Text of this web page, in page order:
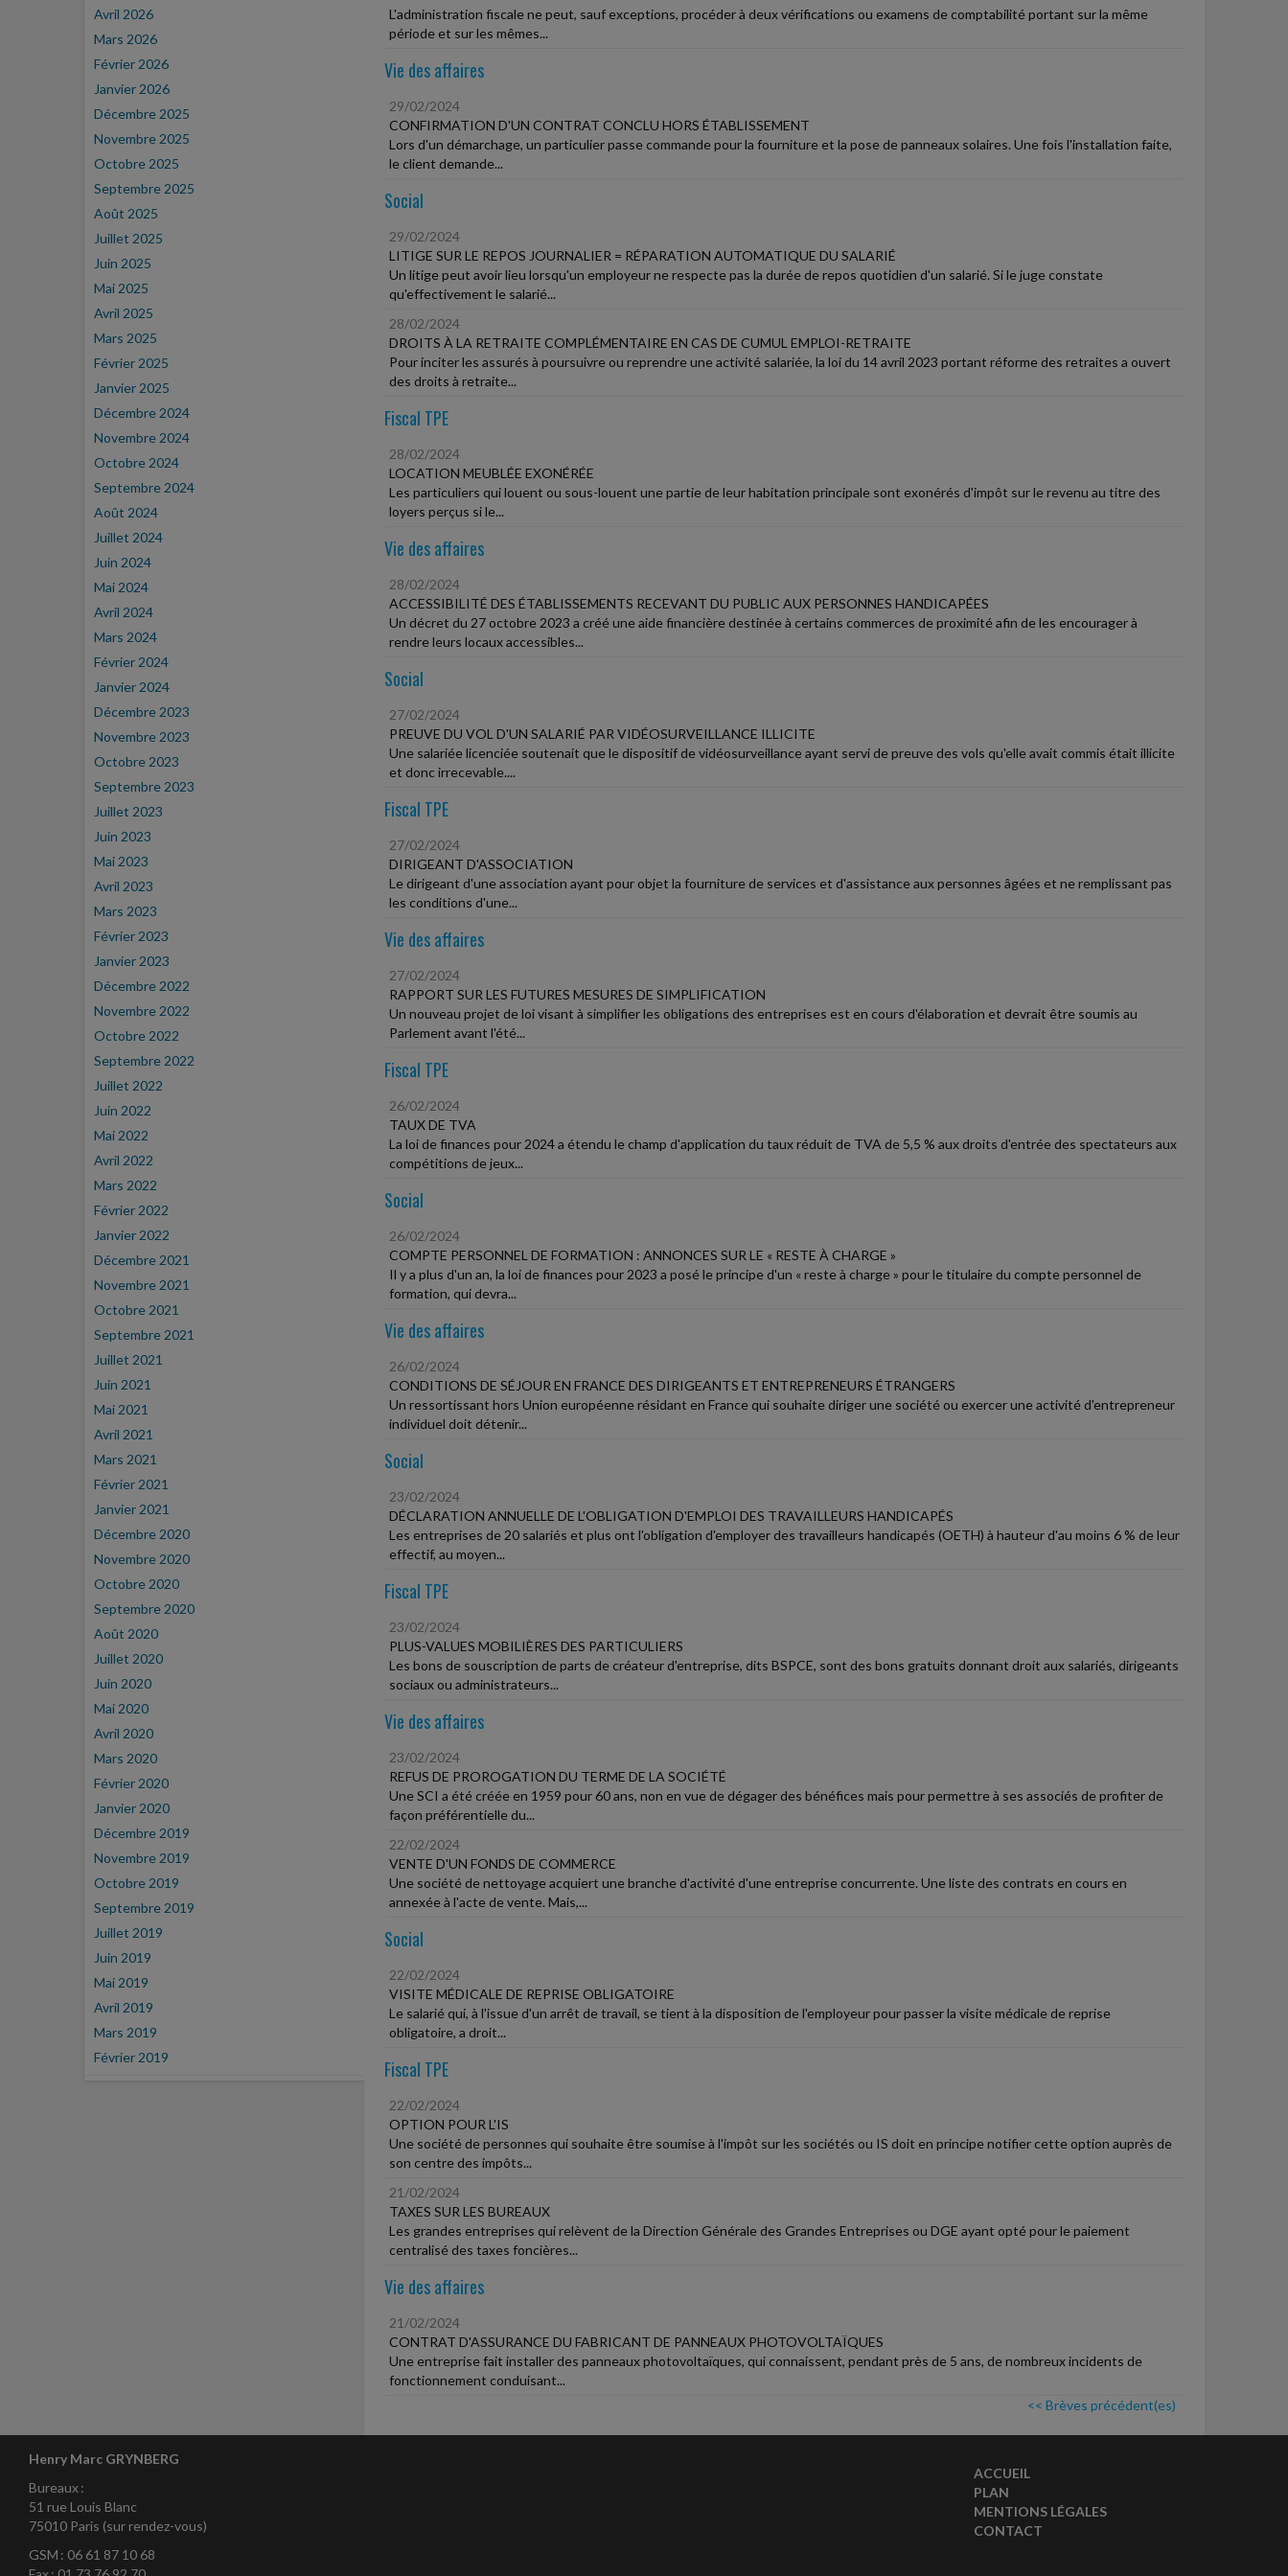
Avril 2026
Mars 2026
Février 2026
Janvier 2026
Décembre 2025
Novembre 2025
Octobre 2025
Septembre 2025
Août 2025
Juillet 2025
Juin 2025
Mai 2025
Avril 2025
Mars 2025
Février 2025
Janvier 2025
Décembre 2024
Novembre 2024
Octobre 2024
Septembre 2024
Août 2024
Juillet 2024
Juin 2024
Mai 2024
Avril 2024
Mars 2024
Février 2024
Janvier 2024
Décembre 2023
Novembre 2023
Octobre 2023
Septembre 2023
Juillet 2023
Juin 2023
Mai 2023
Avril 2023
Mars 2023
Février 2023
Janvier 2023
Décembre 2022
Novembre 2022
Octobre 2022
Septembre 2022
Juillet 2022
Juin 2022
Mai 2022
Avril 2022
Mars 2022
Février 2022
Janvier 2022
Décembre 2021
Novembre 2021
Octobre 2021
Septembre 2021
Juillet 2021
Juin 2021
Mai 2021
Avril 2021
Mars 2021
Février 2021
Janvier 2021
Décembre 2020
Novembre 2020
Octobre 2020
Septembre 2020
Août 2020
Juillet 2020
Juin 2020
Mai 2020
Avril 2020
Mars 2020
Février 2020
Janvier 2020
Décembre 2019
Novembre 2019
Octobre 2019
Septembre 2019
Juillet 2019
Juin 2019
Mai 2019
Avril 2019
Mars 2019
Février 2019
L'administration fiscale ne peut, sauf exceptions, procéder à deux vérifications ou examens de comptabilité portant sur la même
période et sur les mêmes...
Vie des affaires
29/02/2024
CONFIRMATION D'UN CONTRAT CONCLU HORS ÉTABLISSEMENT
Lors d'un démarchage, un particulier passe commande pour la fourniture et la pose de panneaux solaires. Une fois l'installation faite,
le client demande...
Social
29/02/2024
LITIGE SUR LE REPOS JOURNALIER = RÉPARATION AUTOMATIQUE DU SALARIÉ
Un litige peut avoir lieu lorsqu'un employeur ne respecte pas la durée de repos quotidien d'un salarié. Si le juge constate
qu'effectivement le salarié...
28/02/2024
DROITS À LA RETRAITE COMPLÉMENTAIRE EN CAS DE CUMUL EMPLOI-RETRAITE
Pour inciter les assurés à poursuivre ou reprendre une activité salariée, la loi du 14 avril 2023 portant réforme des retraites a ouvert
des droits à retraite...
Fiscal TPE
28/02/2024
LOCATION MEUBLÉE EXONÉRÉE
Les particuliers qui louent ou sous-louent une partie de leur habitation principale sont exonérés d'impôt sur le revenu au titre des
loyers perçus si le...
Vie des affaires
28/02/2024
ACCESSIBILITÉ DES ÉTABLISSEMENTS RECEVANT DU PUBLIC AUX PERSONNES HANDICAPÉES
Un décret du 27 octobre 2023 a créé une aide financière destinée à certains commerces de proximité afin de les encourager à
rendre leurs locaux accessibles...
Social
27/02/2024
PREUVE DU VOL D'UN SALARIÉ PAR VIDÉOSURVEILLANCE ILLICITE
Une salariée licenciée soutenait que le dispositif de vidéosurveillance ayant servi de preuve des vols qu'elle avait commis était illicite
et donc irrecevable....
Fiscal TPE
27/02/2024
DIRIGEANT D'ASSOCIATION
Le dirigeant d'une association ayant pour objet la fourniture de services et d'assistance aux personnes âgées et ne remplissant pas
les conditions d'une...
Vie des affaires
27/02/2024
RAPPORT SUR LES FUTURES MESURES DE SIMPLIFICATION
Un nouveau projet de loi visant à simplifier les obligations des entreprises est en cours d'élaboration et devrait être soumis au
Parlement avant l'été...
Fiscal TPE
26/02/2024
TAUX DE TVA
La loi de finances pour 2024 a étendu le champ d'application du taux réduit de TVA de 5,5 % aux droits d'entrée des spectateurs aux
compétitions de jeux...
Social
26/02/2024
COMPTE PERSONNEL DE FORMATION : ANNONCES SUR LE « RESTE À CHARGE »
Il y a plus d'un an, la loi de finances pour 2023 a posé le principe d'un « reste à charge » pour le titulaire du compte personnel de
formation, qui devra...
Vie des affaires
26/02/2024
CONDITIONS DE SÉJOUR EN FRANCE DES DIRIGEANTS ET ENTREPRENEURS ÉTRANGERS
Un ressortissant hors Union européenne résidant en France qui souhaite diriger une société ou exercer une activité d'entrepreneur
individuel doit détenir...
Social
23/02/2024
DÉCLARATION ANNUELLE DE L'OBLIGATION D'EMPLOI DES TRAVAILLEURS HANDICAPÉS
Les entreprises de 20 salariés et plus ont l'obligation d'employer des travailleurs handicapés (OETH) à hauteur d'au moins 6 % de leur
effectif, au moyen...
Fiscal TPE
23/02/2024
PLUS-VALUES MOBILIÈRES DES PARTICULIERS
Les bons de souscription de parts de créateur d'entreprise, dits BSPCE, sont des bons gratuits donnant droit aux salariés, dirigeants
sociaux ou administrateurs...
Vie des affaires
23/02/2024
REFUS DE PROROGATION DU TERME DE LA SOCIÉTÉ
Une SCI a été créée en 1959 pour 60 ans, non en vue de dégager des bénéfices mais pour permettre à ses associés de profiter de
façon préférentielle du...
22/02/2024
VENTE D'UN FONDS DE COMMERCE
Une société de nettoyage acquiert une branche d'activité d'une entreprise concurrente. Une liste des contrats en cours en
annexée à l'acte de vente. Mais,...
Social
22/02/2024
VISITE MÉDICALE DE REPRISE OBLIGATOIRE
Le salarié qui, à l'issue d'un arrêt de travail, se tient à la disposition de l'employeur pour passer la visite médicale de reprise
obligatoire, a droit...
Fiscal TPE
22/02/2024
OPTION POUR L'IS
Une société de personnes qui souhaite être soumise à l'impôt sur les sociétés ou IS doit en principe notifier cette option auprès de
son centre des impôts...
21/02/2024
TAXES SUR LES BUREAUX
Les grandes entreprises qui relèvent de la Direction Générale des Grandes Entreprises ou DGE ayant opté pour le paiement
centralisé des taxes foncières...
Vie des affaires
21/02/2024
CONTRAT D'ASSURANCE DU FABRICANT DE PANNEAUX PHOTOVOLTAÏQUES
Une entreprise fait installer des panneaux photovoltaïques, qui connaissent, pendant près de 5 ans, de nombreux incidents de
fonctionnement conduisant...
<< Brèves précédent(es)
Henry Marc GRYNBERG
Bureaux :
51 rue Louis Blanc
75010 Paris (sur rendez-vous)
GSM : 06 61 87 10 68
ACCUEIL
PLAN
MENTIONS LÉGALES
CONTACT